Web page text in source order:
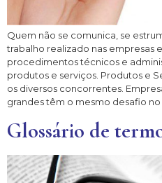
Quem não se comunica, se
trabalho realizado nas empresas
procedimentos técnicos e
produtos e serviços. Produtos e
os diversos concorrentes.
grandes têm o mesmo desafio
Glossário de